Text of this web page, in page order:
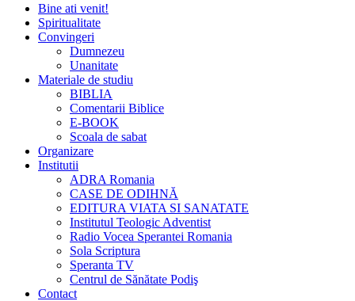
Bine ati venit!
Spiritualitate
Convingeri
Dumnezeu
Unanitate
Materiale de studiu
BIBLIA
Comentarii Biblice
E-BOOK
Scoala de sabat
Organizare
Institutii
ADRA Romania
CASE DE ODIHNĂ
EDITURA VIATA SI SANATATE
Institutul Teologic Adventist
Radio Vocea Sperantei Romania
Sola Scriptura
Speranta TV
Centrul de Sănătate Podiş
Contact